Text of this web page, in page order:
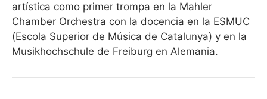
artística como primer trompa en la Mahler
Chamber Orchestra con la docencia en la ESMUC
(Escola Superior de Música de Catalunya) y en la
Musikhochschule de Freiburg en Alemania.